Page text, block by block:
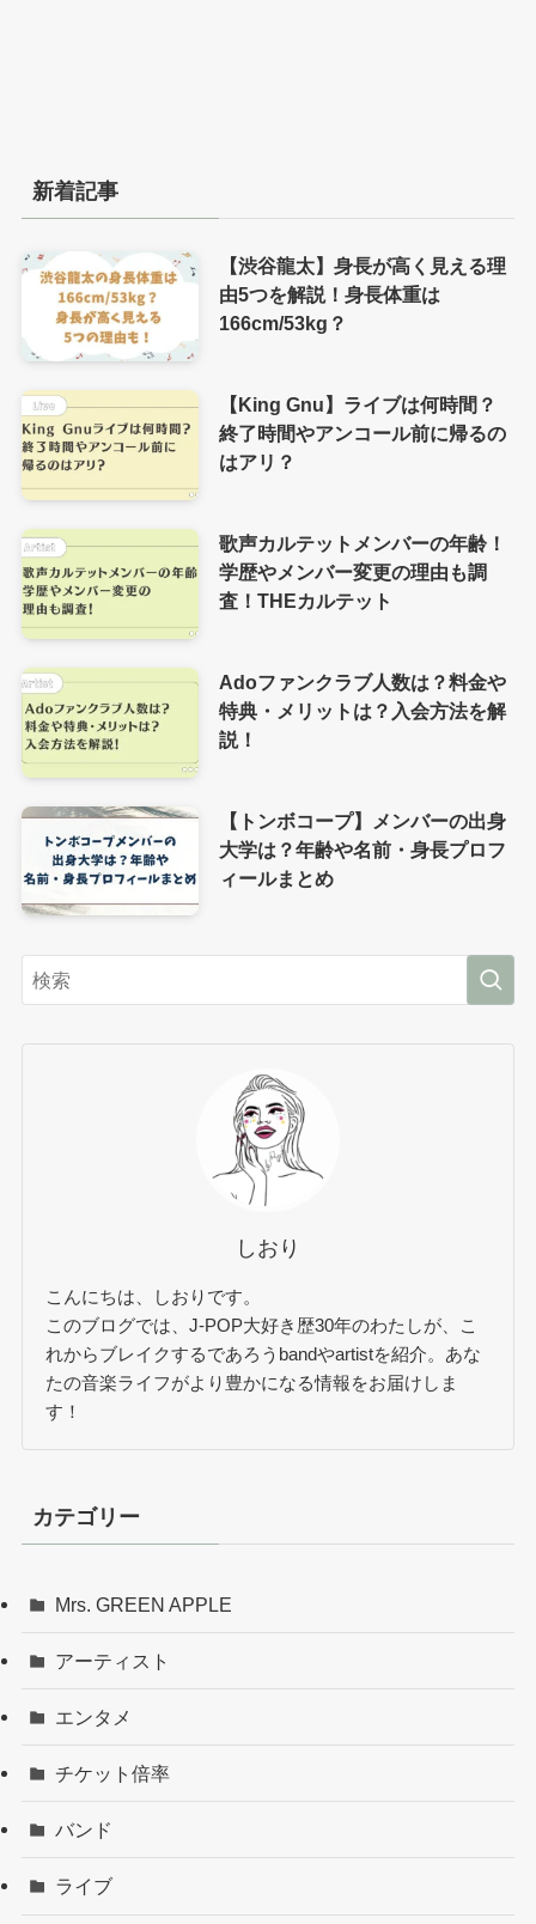
新着記事
【渋谷龍太】身長が高く見える理
由5つを解説！身長体重は
166cm/53kg？
【King Gnu】ライブは何時間？
終了時間やアンコール前に帰るの
はアリ？
歌声カルテットメンバーの年齢！
学歴やメンバー変更の理由も調
査！THEカルテット
Adoファンクラブ人数は？料金や
特典・メリットは？入会方法を解
説！
【トンボコープ】メンバーの出身
大学は？年齢や名前・身長プロフ
ィールまとめ
しおり
こんにちは、しおりです。
このブログでは、J-POP大好き歴30年のわたしが、こ
れからブレイクするであろうbandやartistを紹介。あな
たの音楽ライフがより豊かになる情報をお届けしま
す！
カテゴリー
Mrs. GREEN APPLE
アーティスト
エンタメ
チケット倍率
バンド
ライブ